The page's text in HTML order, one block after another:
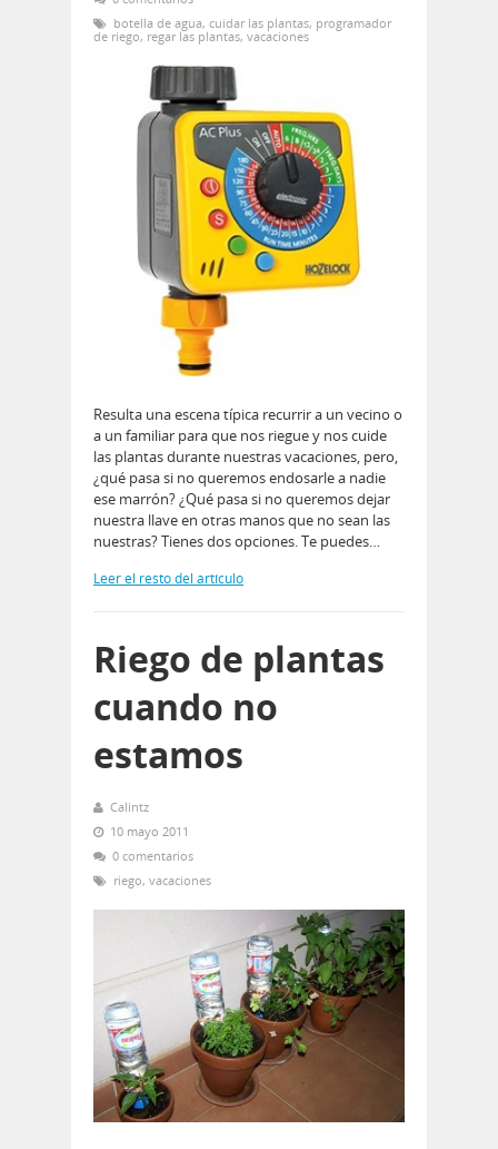
botella de agua, cuidar las plantas, programador
de riego, regar las plantas, vacaciones
Resulta una escena típica recurrir a un vecino o
a un familiar para que nos riegue y nos cuide
las plantas durante nuestras vacaciones, pero,
¿qué pasa si no queremos endosarle a nadie
ese marrón? ¿Qué pasa si no queremos dejar
nuestra llave en otras manos que no sean las
nuestras? Tienes dos opciones. Te puedes…
Leer el resto del artículo
Riego de plantas
cuando no
estamos
Calintz
10 mayo 2011
0 comentarios
riego, vacaciones